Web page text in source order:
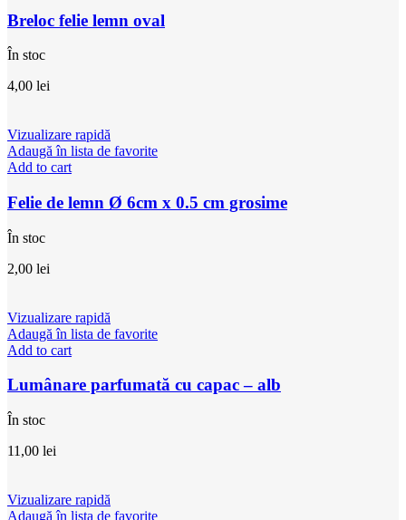
Breloc felie lemn oval
În stoc
4,00 lei
Vizualizare rapidă
Adaugă în lista de favorite
Add to cart
Felie de lemn Ø 6cm x 0.5 cm grosime
În stoc
2,00 lei
Vizualizare rapidă
Adaugă în lista de favorite
Add to cart
Lumânare parfumată cu capac – alb
În stoc
11,00 lei
Vizualizare rapidă
Adaugă în lista de favorite